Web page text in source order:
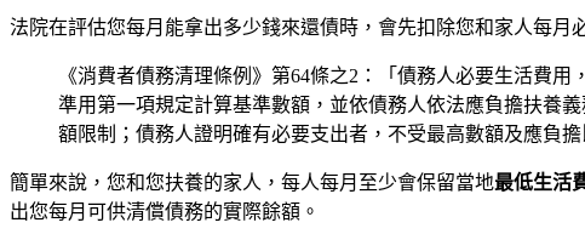
法院在評估您每月能拿出多少錢來還債時，會先扣除您和家人每月
《消費者債務清理條例》第64條之2：「債務人必要生活費
準用第一項規定計算基準數額，並依債務人依法應負擔扶養
額限制；債務人證明確有必要支出者，不受最高數額及應負擔
簡單來說，您和您扶養的家人，每人每月至少會保留當地最低生活
出您每月可供清償債務的實際餘額。